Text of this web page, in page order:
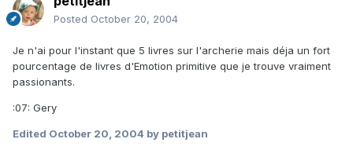
Posted October 20, 2004
Je n'ai pour l'instant que 5 livres sur l'archerie mais déja un fort
pourcentage de livres d'Emotion primitive que je trouve vraiment
passionants.
:07: Gery
Edited October 20, 2004 by petitjean